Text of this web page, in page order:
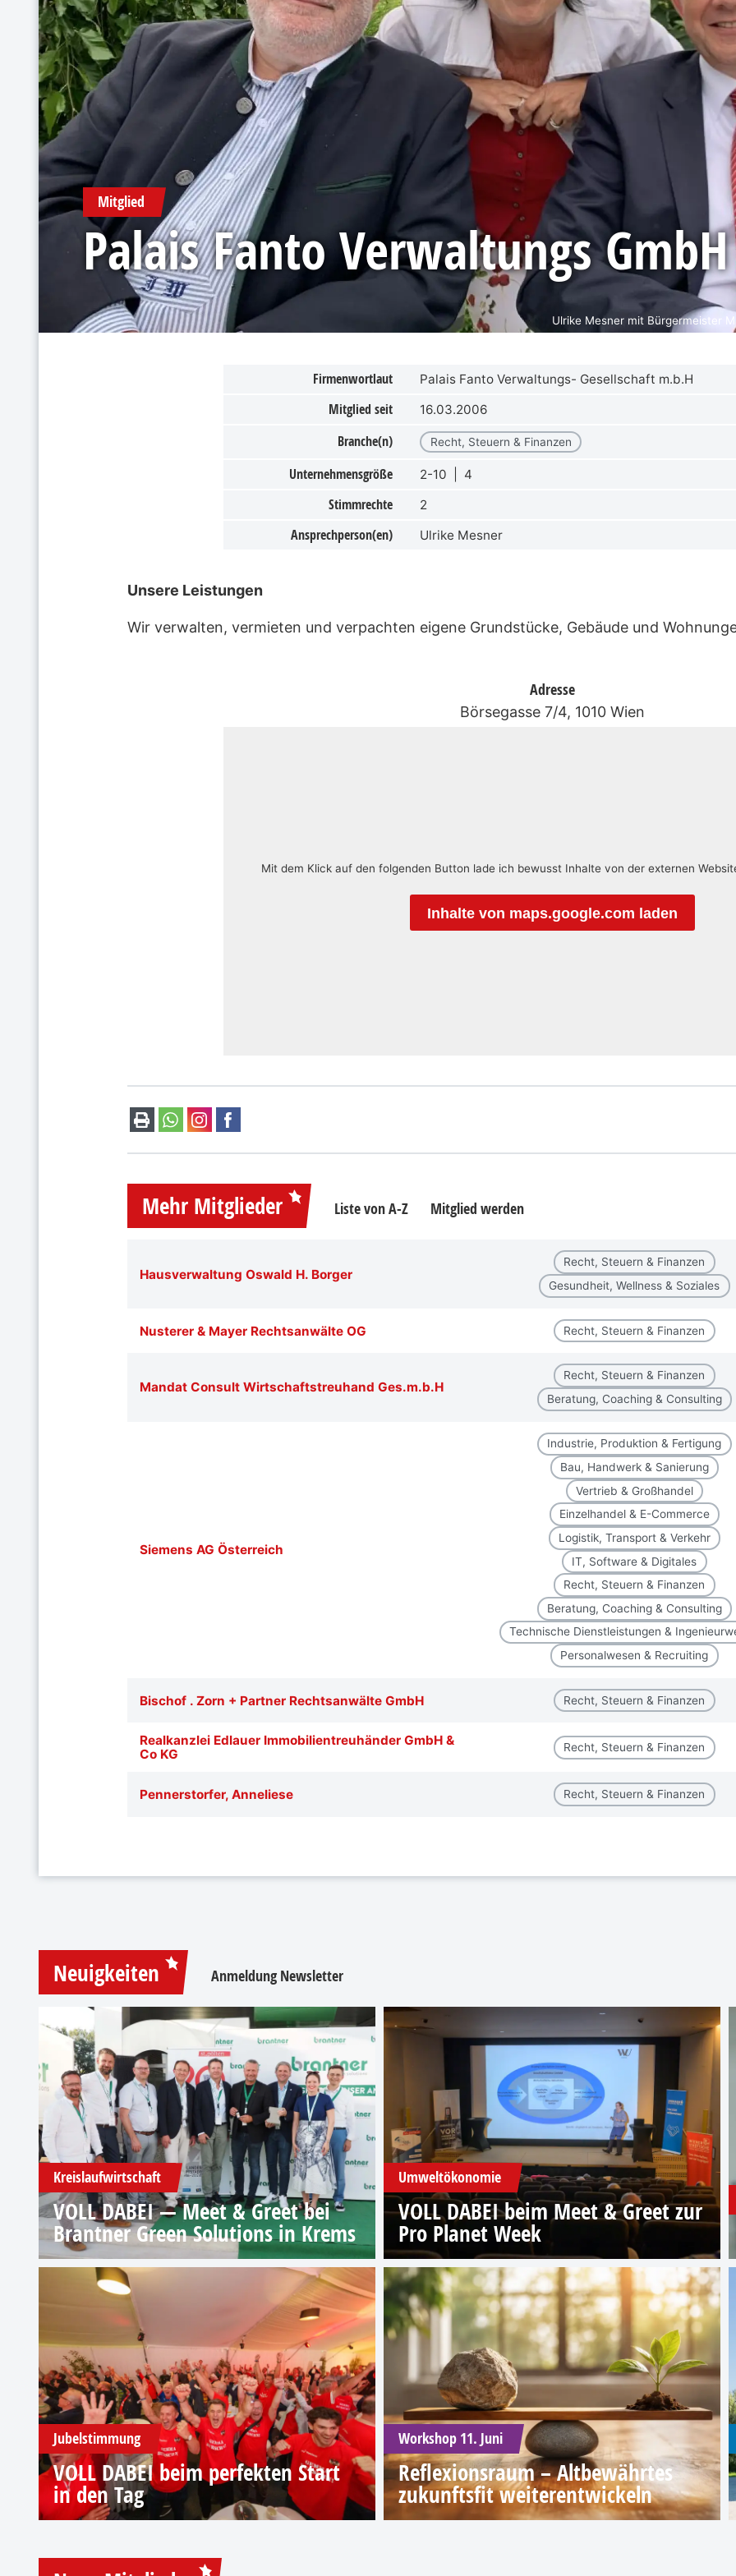
Ulrike Mesner mit Bürgermeister
Mitglied
Palais Fanto Verwaltungs GmbH
Firmenwortlaut Palais Fanto Verwaltungs- Gesellschaft m.b.H
Mitglied seit 16.03.2006
Branche(n) Recht, Steuern & Finanzen
Unternehmensgröße 2-10 | 4
Stimmrechte 2
Ansprechperson(en) Ulrike Mesner
Unsere Leistungen
Wir verwalten, vermieten und verpachten eigene Grundstücke, Gebäude und
Adresse
Börsegasse 7/4, 1010 Wien
Mit dem Klick auf den folgenden Button lade ich bewusst Inhalte von der externen
Inhalte von maps.google.com laden
Mehr Mitglieder Liste von A-Z Mitglied werden
Hausverwaltung Oswald H. Borger
Recht, Steuern & Finanzen
Gesundheit, Wellness & Soziales
Nusterer & Mayer Rechtsanwälte OG Recht, Steuern & Finanzen
Mandat Consult Wirtschaftstreuhand Ges.m.b.H
Recht, Steuern & Finanzen
Beratung, Coaching & Consulting
Siemens AG Österreich
Industrie, Produktion & Fertigung
Bau, Handwerk & Sanierung
Vertrieb & Großhandel
Einzelhandel & E-Commerce
Logistik, Transport & Verkehr
IT, Software & Digitales
Recht, Steuern & Finanzen
Beratung, Coaching & Consulting
Technische Dienstleistungen &
Personalwesen & Recruiting
Bischof . Zorn + Partner Rechtsanwälte GmbH Recht, Steuern & Finanzen
Realkanzlei Edlauer Immobilientreuhänder GmbH &
Co KG
Recht, Steuern & Finanzen
Pennerstorfer, Anneliese Recht, Steuern & Finanzen
Neuigkeiten Anmeldung Newsletter
Kreislaufwirtschaft
VOLL DABEI — Meet & Greet bei
Brantner Green Solutions in Krems
Umweltökonomie
VOLL DABEI beim Meet & Greet zur
Pro Planet Week
Jubelstimmung
VOLL DABEI beim perfekten Start
in den Tag
Workshop 11. Juni
Reflexionsraum – Altbewährtes
zukunftsfit weiterentwickeln